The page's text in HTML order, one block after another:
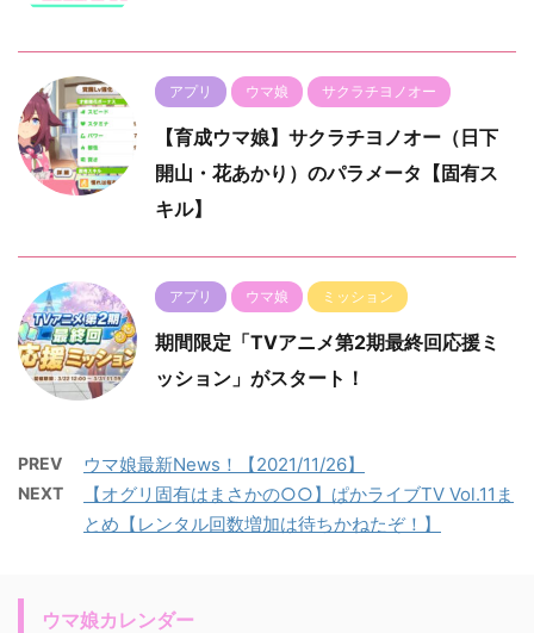
アプリ ウマ娘 サクラチヨノオー
【育成ウマ娘】サクラチヨノオー（日下
開山・花あかり）のパラメータ【固有ス
キル】
アプリ ウマ娘 ミッション
期間限定「TVアニメ第2期最終回応援ミ
ッション」がスタート！
PREV ウマ娘最新News！【2021/11/26】
NEXT
【オグリ固有はまさかの○○】ぱかライブTV Vol.11ま
とめ【レンタル回数増加は待ちかねたぞ！】
ウマ娘カレンダー